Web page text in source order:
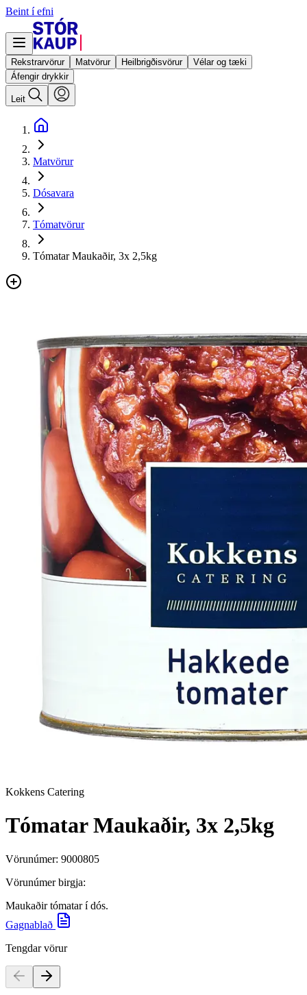
Beint í efni
Rekstrarvörur Matvörur Heilbrigðisvörur
Vélar og tæki
Áfengir drykkir
Leit
Matvörur
Dósavara
Tómatvörur
Tómatar Maukaðir, 3x 2,5kg
Kokkens Catering
Tómatar Maukaðir, 3x 2,5kg
Vörunúmer: 9000805
Vörunúmer birgja:
Maukaðir tómatar í dós.
Gagnablað
Tengdar vörur